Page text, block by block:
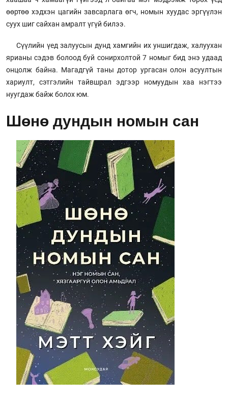
өөртөө хэдхэн цагийн завсарлага өгч, номын хуудас эргүүлэн
суух шиг сайхан амралт үгүй билээ.
Сүүлийн үед залуусын дунд хамгийн их уншигдаж, халуухан
ярианы сэдэв болоод буй сонирхолтой 7 номыг бид энэ удаад
онцолж байна. Магадгүй таны дотор ургасан олон асуултын
хариулт, сэтгэлийн тайвшрал эдгээр номуудын хаа нэгтээ
нуугдаж байж болох юм.
Шөнө дундын номын сан